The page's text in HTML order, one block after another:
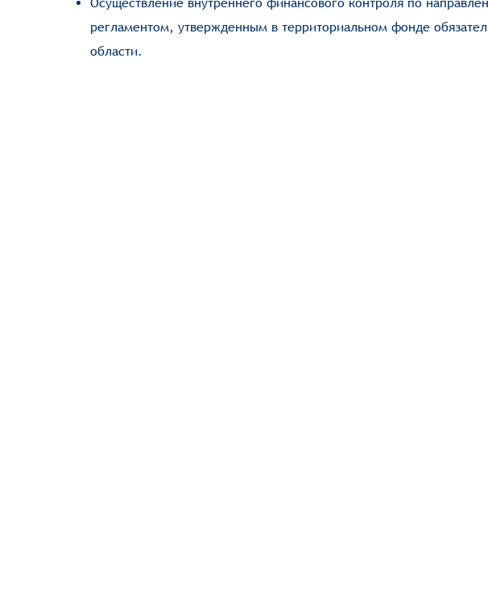
регламентом, утвержденным в территориальном фонде
области.